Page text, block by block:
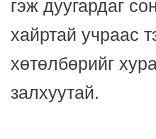
гэж дуугардаг
хайртай учраас
хөтөлбөрийг
залхуутай.